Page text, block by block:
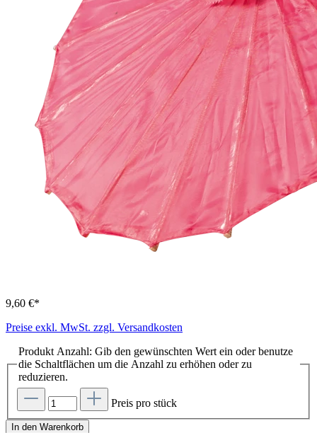
9,60 €*
Preise exkl. MwSt. zzgl. Versandkosten
Produkt Anzahl: Gib den gewünschten Wert ein oder benutze
die Schaltflächen um die Anzahl zu erhöhen oder zu
reduzieren.
Preis pro stück
In den Warenkorb